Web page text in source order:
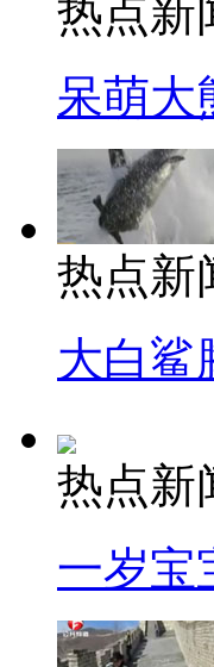
热点新
呆萌大
热点新
大白鲨
热点新
一岁宝